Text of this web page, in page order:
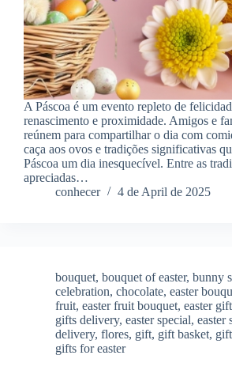
A Páscoa é um evento repleto de
renascimento e proximidade. Amigos e
reúnem para compartilhar o dia com
caça aos ovos e tradições significativas
Páscoa um dia inesquecível. Entre as
apreciadas…
conhecer
4 de April de 2025
bouquet, bouquet of easter, bunny
celebration, chocolate, easter
fruit, easter fruit bouquet, easter
gifts delivery, easter special, easter
delivery, flores, gift, gift basket,
gifts for easter